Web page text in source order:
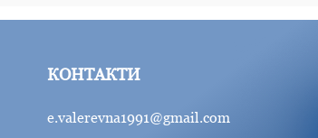
КОНТАКТИ
e.valerevna1991@gmail.com